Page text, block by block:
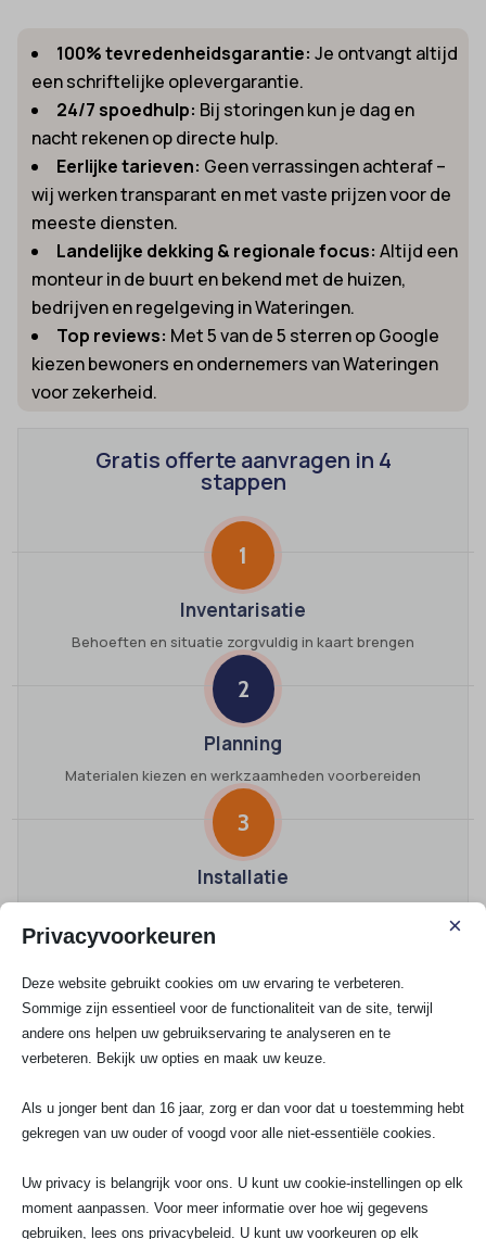
100% tevredenheidsgarantie: Je ontvangt altijd
een schriftelijke oplevergarantie.
24/7 spoedhulp: Bij storingen kun je dag en
nacht rekenen op directe hulp.
Eerlijke tarieven: Geen verrassingen achteraf –
wij werken transparant en met vaste prijzen voor de
meeste diensten.
Landelijke dekking & regionale focus: Altijd een
monteur in de buurt en bekend met de huizen,
bedrijven en regelgeving in Wateringen.
Top reviews: Met 5 van de 5 sterren op Google
kiezen bewoners en ondernemers van Wateringen
voor zekerheid.
Gratis offerte aanvragen in 4
stappen
1
Inventarisatie
Behoeften en situatie zorgvuldig in kaart brengen
2
Planning
Materialen kiezen en werkzaamheden voorbereiden
3
Installatie
Vakkundig plaatsen en correct aansluiten
Oplevering
Controle uitvoeren en resultaat opleveren
Vraag direct een offerte aan voor jouw elektraklus en
ontvang binnen 24 uur helderheid over de aanpak en
in Wateringen.
Heb je direct een vraag? Bel of WhatsApp ons op 070-
Privacyvoorkeuren ×
Deze website gebruikt cookies om uw ervaring te verbeteren.
Sommige zijn essentieel voor de functionaliteit van de site, terwijl
andere ons helpen uw gebruikservaring te analyseren en te
verbeteren. Bekijk uw opties en maak uw keuze.
Als u jonger bent dan 16 jaar, zorg er dan voor dat u toestemming hebt
gekregen van uw ouder of voogd voor alle niet-essentiële cookies.
Uw privacy is belangrijk voor ons. U kunt uw cookie-instellingen op elk
moment aanpassen. Voor meer informatie over hoe wij gegevens
gebruiken, lees ons privacybeleid. U kunt uw voorkeuren op elk